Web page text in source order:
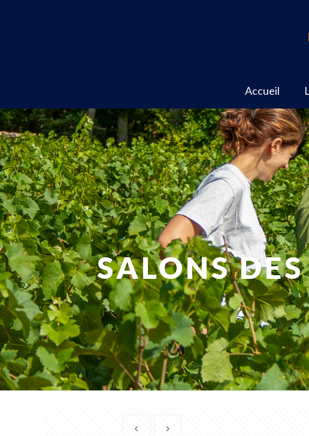
Accueil
SALONS